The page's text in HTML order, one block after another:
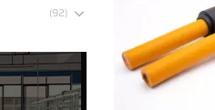
(92)